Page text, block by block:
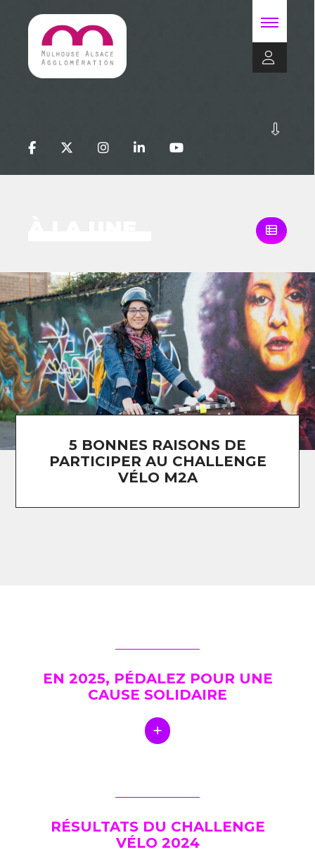
5 BONNES RAISONS DE
PARTICIPER AU CHALLENGE
VÉLO M2A
EN 2025, PÉDALEZ POUR UNE
CAUSE SOLIDAIRE
RÉSULTATS DU CHALLENGE
VÉLO 2024